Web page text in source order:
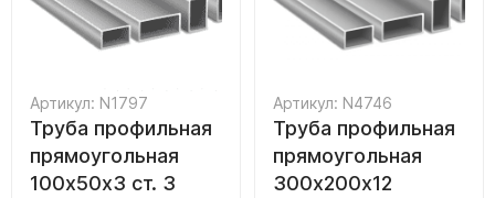
Артикул: N1797
Труба профильная
прямоугольная
100х50х3 ст. 3
Артикул: N4746
Труба профильная
прямоугольная
300х200х12